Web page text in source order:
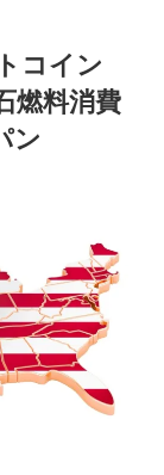
コイン
燃料消費
ン